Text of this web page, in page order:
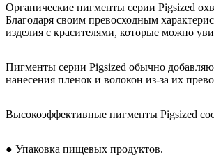
Органические пигменты серии Pigsized
Благодаря своим превосходным
изделия с красителями, которые можно
Пигменты серии Pigsized обычно
нанесения пленок и волокон из-за их
Высокоэффективные пигменты Pigsized
● Упаковка пищевых продуктов.